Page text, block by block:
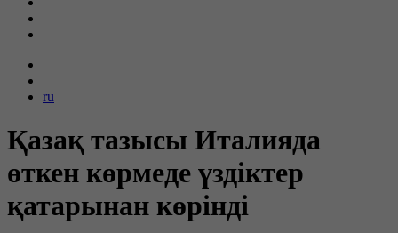
ru
Қазақ тазысы Италияда
өткен көрмеде үздіктер
қатарынан көрінді